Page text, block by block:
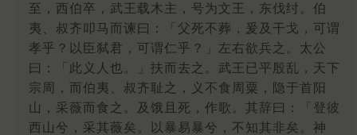
至，西伯卒，武王载木主，号为文王，东伐纣。伯
夷、叔齐叩马而谏曰：「父死不葬，爰及干戈，可谓
孝乎？以臣弑君，可谓仁乎？」左右欲兵之。太公
曰：「此义人也。」扶而去之。武王已平殷乱，天下
宗周，而伯夷、叔齐耻之，义不食周粟，隐于首阳
山，采薇而食之。及饿且死，作歌。其辞曰：「登彼
西山兮，采其薇矣。以暴易暴兮，不知其非矣。神